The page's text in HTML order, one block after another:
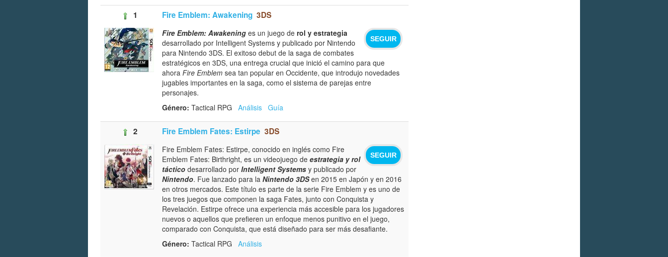
1 Fire Emblem: Awakening 3DS
SEGUIR
Fire Emblem: Awakening es un juego de rol y estrategia
desarrollado por Intelligent Systems y publicado por Nintendo
para Nintendo 3DS. El exitoso debut de la saga de combates
estratégicos en 3DS, una entrega crucial que inició el camino para que
ahora Fire Emblem sea tan popular en Occidente, que introdujo novedades
jugables importantes en la saga, como el sistema de parejas entre
personajes.
Género: Tactical RPG Análisis Guía
2 Fire Emblem Fates: Estirpe 3DS
SEGUIR
Fire Emblem Fates: Estirpe, conocido en inglés como Fire
Emblem Fates: Birthright, es un videojuego de estrategia y rol
táctico desarrollado por Intelligent Systems y publicado por
Nintendo. Fue lanzado para la Nintendo 3DSen 2015 en Japón y en 2016
en otros mercados. Este título es parte de la serie Fire Emblem y es uno de
los tres juegos que componen la saga Fates, junto con Conquista y
Revelación. Estirpe ofrece una experiencia más accesible para los jugadores
nuevos o aquellos que prefieren un enfoque menos punitivo en el juego,
comparado con Conquista, que está diseñado para ser más desafiante.
Género: Tactical RPG Análisis